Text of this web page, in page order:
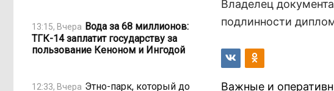
13:15, Вчера Вода за 68 миллионов:
ТГК-14 заплатит государству за
пользование Кеноном и Ингодой
12:33, Вчера Этно-парк, который до
Владелец
подлинности
Важные и